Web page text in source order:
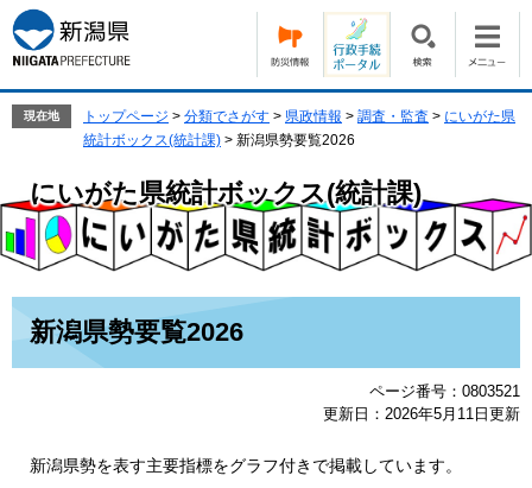
ー
ジ
の
す。
ニ
ュ
ー
て
本
文
現在地 トップページ > 分類でさがす > 県政情報 > 調査・監査 > にいがた県
統計ボックス(統計課) > 新潟県勢要覧2026
にいがた県統計ボックス(統計課)
新潟県勢要覧2026
ページ番号：0803521
更新日：2026年5月11日更新
新潟県勢を表す主要指標をグラフ付きで掲載しています。